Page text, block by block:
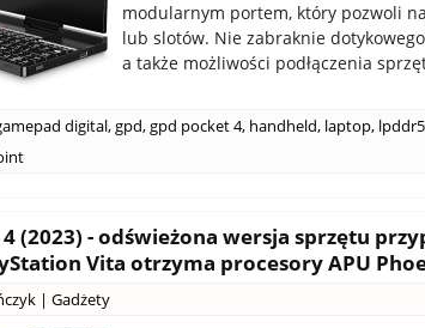
modularnym portem, który pozwoli
lub slotów. Nie zabraknie
a także możliwości podłączenia
digital,gpd,gpd pocket 4, handheld, laptop, lpddr5
4 (2023) - odświeżona wersja sprzętu
Vita otrzyma procesory APU
| Gadżety